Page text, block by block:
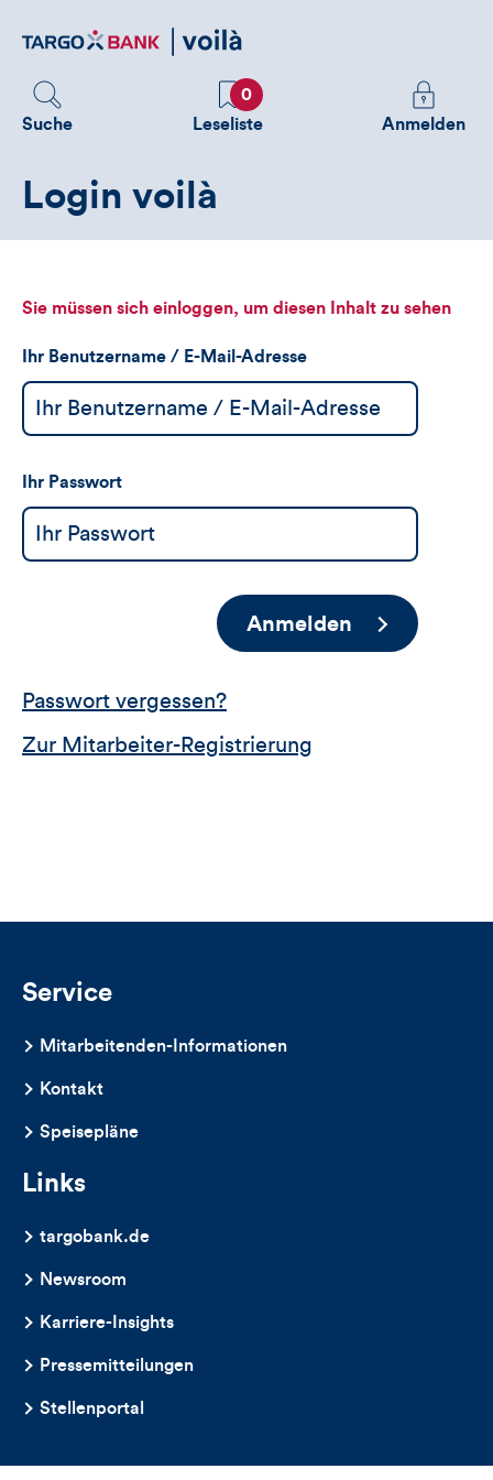
zum
Suche
Favoriten
0
Leseliste
Melden
Sie
sehen
Anmelden
Login voilà
Sie müssen sich einloggen, um diesen Inhalt zu sehen
Ihr Benutzername / E-Mail-Adresse
Ihr Passwort
Anmelden
Passwort vergessen?
Zur Mitarbeiter-Registrierung
Service
Mitarbeitenden-Informationen
Kontakt
Speisepläne
Links
targobank.de
Newsroom
Karriere-Insights
Pressemitteilungen
Stellenportal